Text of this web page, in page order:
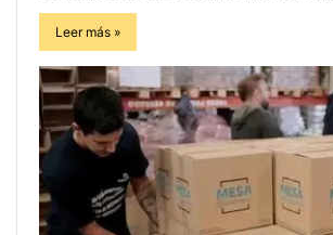
Leer más »